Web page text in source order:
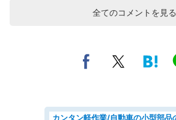
全てのコメントを見る